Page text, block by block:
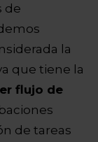
de
la
que tiene la
flujo de
de tareas